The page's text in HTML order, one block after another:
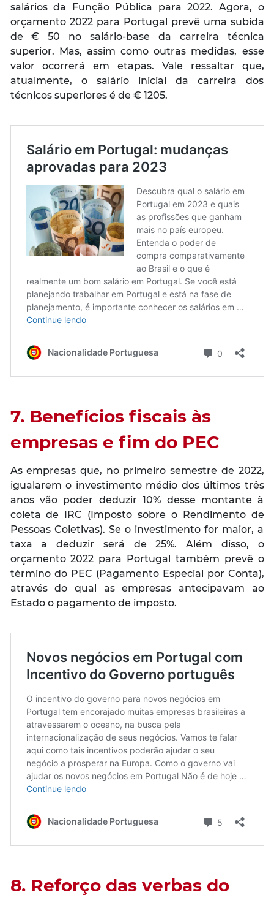
salários da Função Pública para 2022. Agora, o
orçamento 2022 para Portugal prevê uma subida
de € 50 no salário-base da carreira técnica
superior. Mas, assim como outras medidas, esse
valor ocorrerá em etapas. Vale ressaltar que,
atualmente, o salário inicial da carreira dos
técnicos superiores é de € 1205.
7. Benefícios fiscais às
empresas e fim do PEC
As empresas que, no primeiro semestre de 2022,
igualarem o investimento médio dos últimos três
anos vão poder deduzir 10% desse montante à
coleta de IRC (Imposto sobre o Rendimento de
Pessoas Coletivas). Se o investimento for maior, a
taxa a deduzir será de 25%. Além disso, o
orçamento 2022 para Portugal também prevê o
término do PEC (Pagamento Especial por Conta),
através do qual as empresas antecipavam ao
Estado o pagamento de imposto.
8. Reforço das verbas do